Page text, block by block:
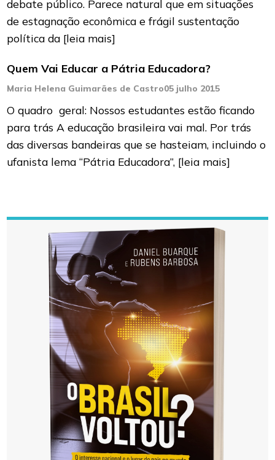
debate público. Parece natural que em situações
de estagnação econômica e frágil sustentação
política da [leia mais]
Quem Vai Educar a Pátria Educadora?
Maria Helena Guimarães de Castro05 julho 2015
O quadro geral: Nossos estudantes estão ficando
para trás A educação brasileira vai mal. Por trás
das diversas bandeiras que se hasteiam, incluindo o
ufanista lema “Pátria Educadora”, [leia mais]